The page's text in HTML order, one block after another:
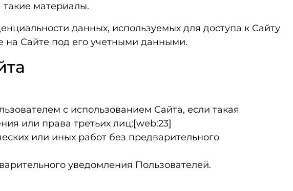
материалы.
данных, используемых для доступа к Сайту
на Сайте под его учетными данными.
с использованием Сайта, если такая
или права третьих лиц;[web:23]
или иных работ без предварительного
уведомления Пользователей.